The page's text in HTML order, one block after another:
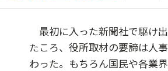
最初に入った新聞社で駆け
たころ、役所取材の要諦は人
わった。もちろん国民や各業